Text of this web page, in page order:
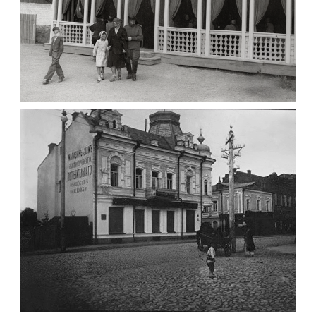
ПАВІЛЬЙОН МОРОЗИВА ЖИТОМИР 1947
Фото Житомир (1945-
1960)
Leave a comment
ФОТО ЖИТОМИРА 1905 ВУЛ.
МИХАЙЛІВСЬКА-СКОРУЛЬСЬКОГО